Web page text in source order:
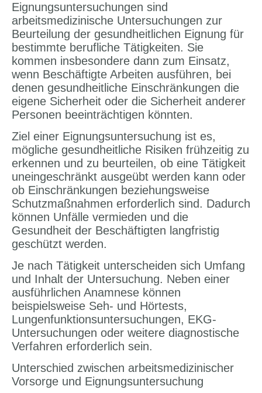
Eignungsuntersuchungen sind
arbeitsmedizinische Untersuchungen zur
Beurteilung der gesundheitlichen Eignung für
bestimmte berufliche Tätigkeiten. Sie
kommen insbesondere dann zum Einsatz,
wenn Beschäftigte Arbeiten ausführen, bei
denen gesundheitliche Einschränkungen die
eigene Sicherheit oder die Sicherheit anderer
Personen beeinträchtigen könnten.
Ziel einer Eignungsuntersuchung ist es,
mögliche gesundheitliche Risiken frühzeitig zu
erkennen und zu beurteilen, ob eine Tätigkeit
uneingeschränkt ausgeübt werden kann oder
ob Einschränkungen beziehungsweise
Schutzmaßnahmen erforderlich sind. Dadurch
können Unfälle vermieden und die
Gesundheit der Beschäftigten langfristig
geschützt werden.
Je nach Tätigkeit unterscheiden sich Umfang
und Inhalt der Untersuchung. Neben einer
ausführlichen Anamnese können
beispielsweise Seh- und Hörtests,
Lungenfunktionsuntersuchungen, EKG-
Untersuchungen oder weitere diagnostische
Verfahren erforderlich sein.
Unterschied zwischen arbeitsmedizinischer
Vorsorge und Eignungsuntersuchung